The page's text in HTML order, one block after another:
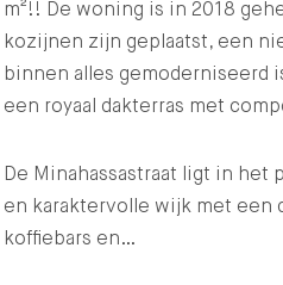
m²!! De woning is in 2018
kozijnen zijn geplaatst, een
binnen alles gemoderniseerd
een royaal dakterras met
De Minahassastraat ligt in het
en karaktervolle wijk met een
koffiebars en…